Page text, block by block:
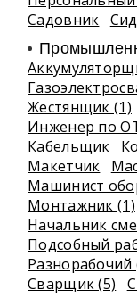
Садовник
Жестянщик (1)
Инженер по
Кабельщик
Макетчик
Машинист
Монтажник (1)
Начальник
Подсобный
Разнорабочий
Сварщик (5)